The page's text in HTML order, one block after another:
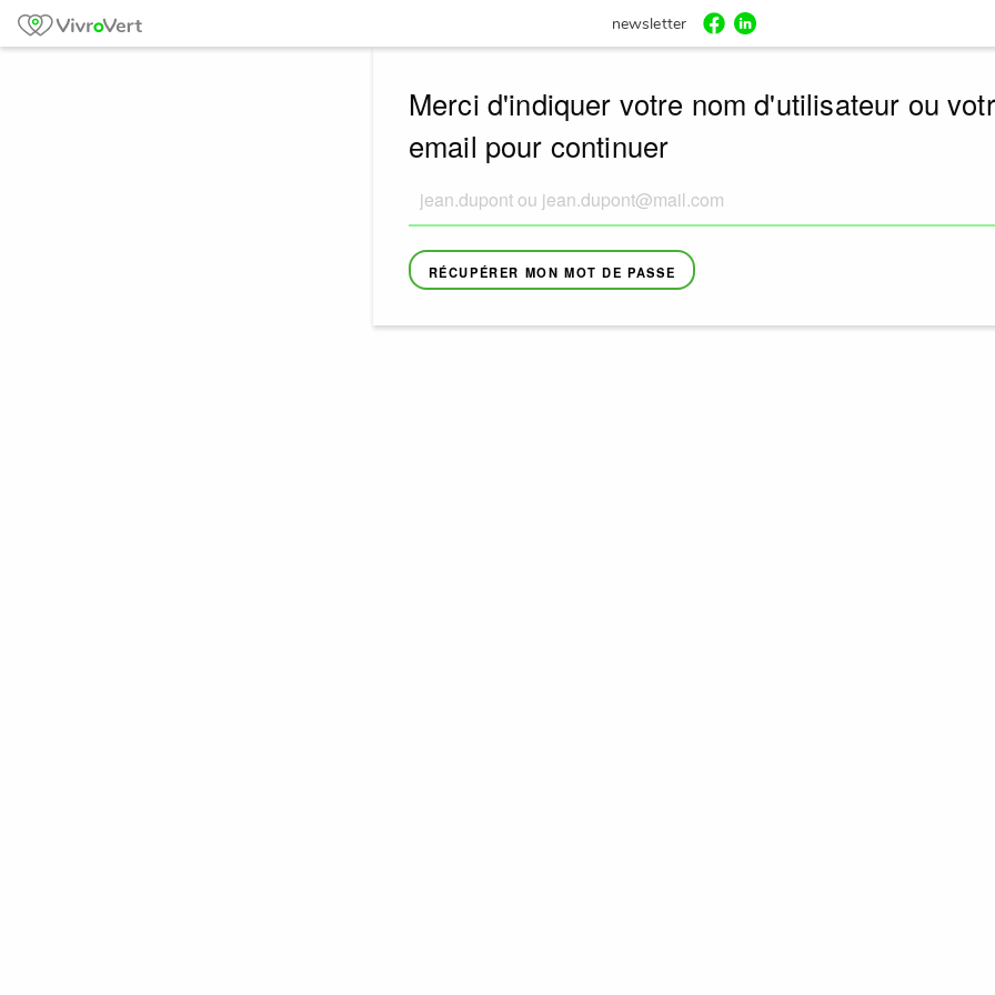
newsletter
Merci d'indiquer votre nom d'utilisateur ou
email pour continuer
RÉCUPÉRER MON MOT DE PASSE